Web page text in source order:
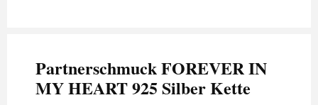
Partnerschmuck FOREVER IN
MY HEART 925 Silber Kette